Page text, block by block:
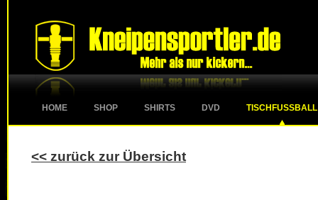
HOME SHOP SHIRTS DVD TISCHFUSSBALL
<< zurück zur Übersicht